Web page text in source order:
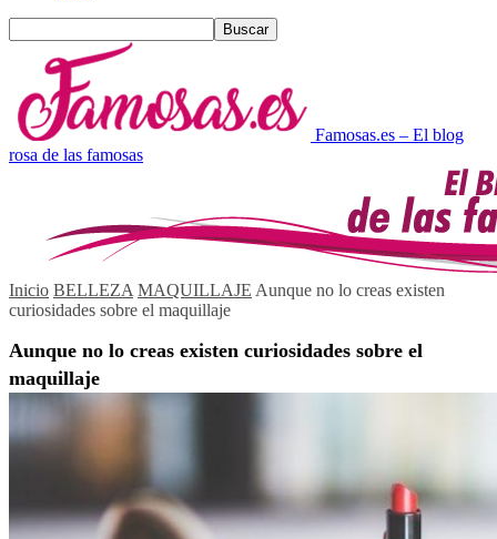
Famosas.es – El blog
rosa de las famosas
Inicio BELLEZA MAQUILLAJE Aunque no lo creas existen
curiosidades sobre el maquillaje
Aunque no lo creas existen curiosidades sobre el
maquillaje